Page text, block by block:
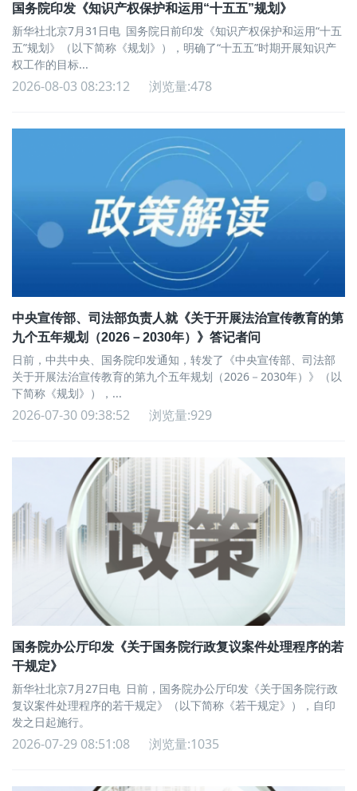
国务院印发《知识产权保护和运用“十五五”规划》
新华社北京7月31日电 国务院日前印发《知识产权保护和运用“十五
五”规划》（以下简称《规划》），明确了“十五五”时期开展知识产
权工作的目标...
2026-08-03 08:23:12 浏览量:478
中央宣传部、司法部负责人就《关于开展法治宣传教育的第
九个五年规划（2026－2030年）》答记者问
日前，中共中央、国务院印发通知，转发了《中央宣传部、司法部
关于开展法治宣传教育的第九个五年规划（2026－2030年）》（以
下简称《规划》），...
2026-07-30 09:38:52 浏览量:929
国务院办公厅印发《关于国务院行政复议案件处理程序的若
干规定》
新华社北京7月27日电 日前，国务院办公厅印发《关于国务院行政
复议案件处理程序的若干规定》（以下简称《若干规定》），自印
发之日起施行。
2026-07-29 08:51:08 浏览量:1035